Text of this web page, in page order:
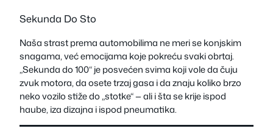
Sekunda Do Sto
Naša strast prema automobilima ne meri se konjskim
snagama, već emocijama koje pokreću svaki obrtaj.
„Sekunda do 100“ je posvećen svima koji vole da čuju
zvuk motora, da osete trzaj gasa i da znaju koliko brzo
neko vozilo stiže do „stotke“ — ali i šta se krije ispod
haube, iza dizajna i ispod pneumatika.